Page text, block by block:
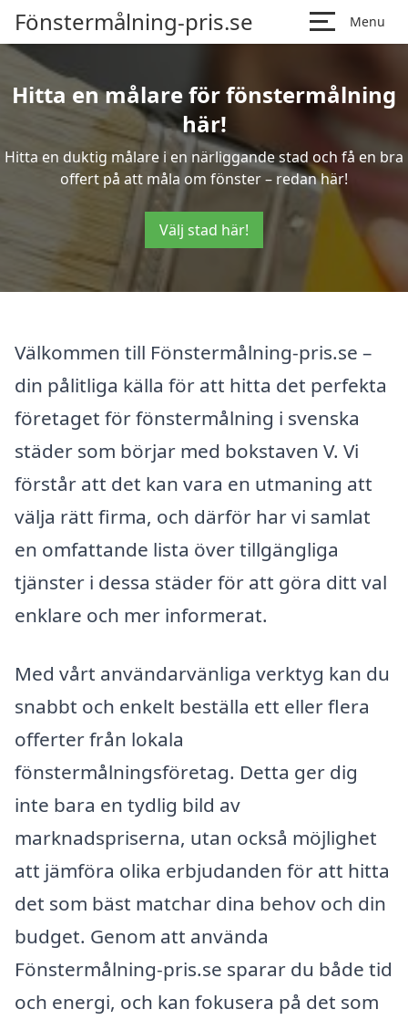
Fönstermålning-pris.se Menu
Hitta en målare för fönstermålning
här!
Hitta en duktig målare i en närliggande stad och få en bra
offert på att måla om fönster – redan här!
Välj stad här!
Välkommen till Fönstermålning-pris.se –
din pålitliga källa för att hitta det perfekta
företaget för fönstermålning i svenska
städer som börjar med bokstaven V. Vi
förstår att det kan vara en utmaning att
välja rätt firma, och därför har vi samlat
en omfattande lista över tillgängliga
tjänster i dessa städer för att göra ditt val
enklare och mer informerat.
Med vårt användarvänliga verktyg kan du
snabbt och enkelt beställa ett eller flera
offerter från lokala
fönstermålningsföretag. Detta ger dig
inte bara en tydlig bild av
marknadspriserna, utan också möjlighet
att jämföra olika erbjudanden för att hitta
det som bäst matchar dina behov och din
budget. Genom att använda
Fönstermålning-pris.se sparar du både tid
och energi, och kan fokusera på det som